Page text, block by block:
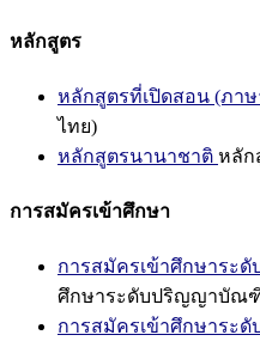
หลักสูตร
หลักสูตรที่เปิดสอน (ภาษ
ไทย)
หลักสูตรนานาชาติ หลัก
การสมัครเข้าศึกษา
การสมัครเข้าศึกษาร
ศึกษาระดับปริญญาบัณ
การสมัครเข้าศึกษาระ